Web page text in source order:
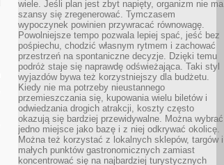
wiele. Jeśli plan jest zbyt napięty, organizm nie ma
szansy się zregenerować. Tymczasem
wypoczynek powinien przywracać równowagę.
Powolniejsze tempo pozwala lepiej spać, jeść bez
pośpiechu, chodzić własnym rytmem i zachować
przestrzeń na spontaniczne decyzje. Dzięki temu
podróż staje się naprawdę odświeżająca. Taki styl
wyjazdów bywa też korzystniejszy dla budżetu.
Kiedy nie ma potrzeby nieustannego
przemieszczania się, kupowania wielu biletów i
odwiedzania drogich atrakcji, koszty często
okazują się bardziej przewidywalne. Można wybrać
jedno miejsce jako bazę i z niej odkrywać okolicę.
Można też korzystać z lokalnych sklepów, targów i
małych punktów gastronomicznych zamiast
koncentrować się na najbardziej turystycznych